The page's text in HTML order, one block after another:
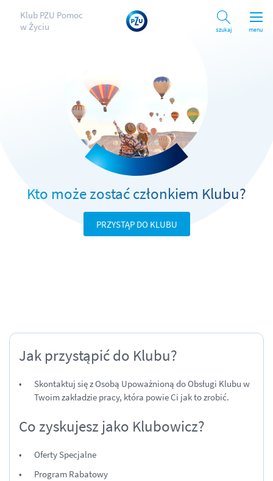
menu
Klub PZU Pomoc
w Życiu
Szukaj
Kto może zostać członkiem Klubu?
PRZYSTĄP DO KLUBU
Jak przystąpić do Klubu?
Skontaktuj się z Osobą Upoważnioną do Obsługi Klubu w
Twoim zakładzie pracy, która powie Ci jak to zrobić.
Co zyskujesz jako Klubowicz?
Oferty Specjalne
Program Rabatowy